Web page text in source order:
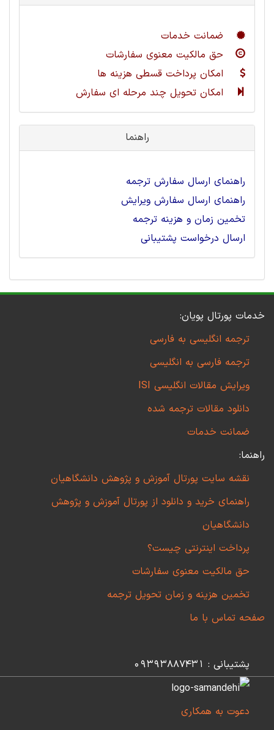
ضمانت خدمات
حق مالکیت معنوی سفارشات
امکان پرداخت قسطی هزینه ها
امکان تحویل چند مرحله ای سفارش
راهنما
راهنمای ارسال سفارش ترجمه
راهنمای ارسال سفارش ویرایش
تخمین زمان و هزینه ترجمه
ارسال درخواست پشتیبانی
خدمات پورتال پویان:
ترجمه انگلیسی به فارسی
ترجمه فارسی به انگلیسی
ویرایش مقالات انگلیسی ISI
دانلود مقالات ترجمه شده
ضمانت خدمات
راهنما:
نقشه سایت پورتال آموزش و پژوهش دانشگاهیان
راهنمای خرید و دانلود از پورتال آموزش و پژوهش
دانشگاهیان
پرداخت اینترنتی چیست؟
حق مالکیت معنوی سفارشات
تخمین هزینه و زمان تحویل ترجمه
صفحه تماس با ما
پشتیبانی : 09393887431
دعوت به همکاری